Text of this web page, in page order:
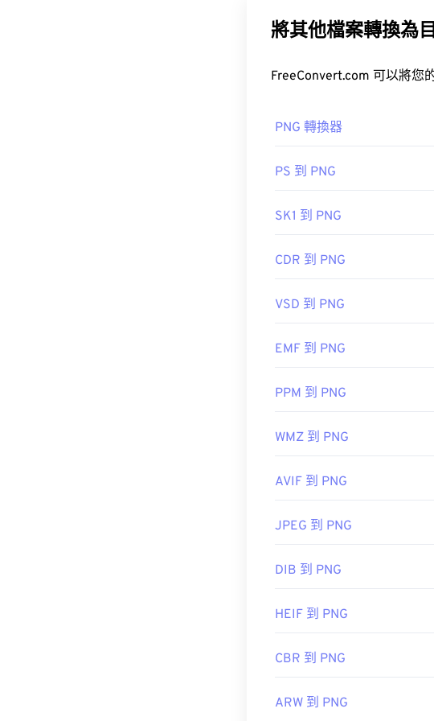
轉 PDF工具。若要將 SVG
初始發布日期：2001 年 9
https://en.wikipedia.org/
援具有更好透明度的動畫（
檔案類型略大，因此在將其
開發者：
實用連結：
相關 PNG 工具：
將其他檔案轉換為
PNG 轉換器
PS 到 PNG
SK1 到 PNG
CDR 到 PNG
VSD 到 PNG
EMF 到 PNG
PPM 到 PNG
WMZ 到 PNG
AVIF 到 PNG
JPEG 到 PNG
DIB 到 PNG
HEIF 到 PNG
CBR 到 PNG
ARW 到 PNG